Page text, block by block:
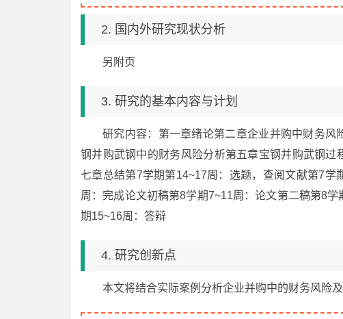
2. 国内外研究现状分析
另附页
3. 研究的基本内容与计划
研究内容：第一章绪论第二章企业并购中财务
钢并购武钢中的财务风险分析第五章宝钢并购武钢
七章总结第7学期第14~17周：选题，查阅文献第7
周：完成论文初稿第8学期7~11周：论文第二稿第8
期15~16周：答辩
4. 研究创新点
本文将结合实际案例分析企业并购中的财务风险